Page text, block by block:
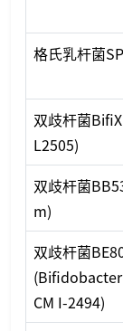
格氏乳杆菌
双歧杆菌
L2505)
双歧杆菌
m)
双歧杆菌
CM I-2494)